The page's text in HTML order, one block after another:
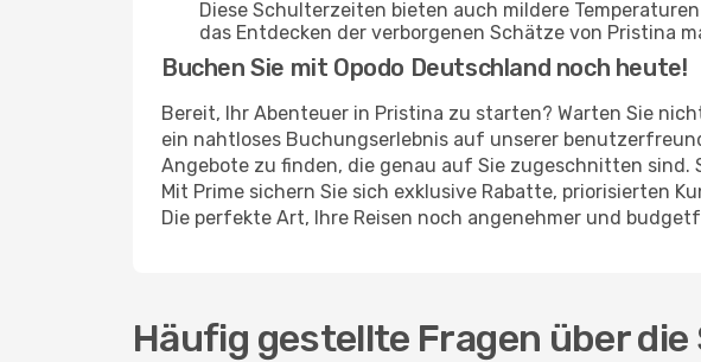
Diese Schulterzeiten bieten auch mildere
das Entdecken der verborgenen Schätze von Pristina
Buchen Sie mit Opodo Deutschland noch heute!
Bereit, Ihr Abenteuer in Pristina zu starten? Warten Sie
ein nahtloses Buchungserlebnis auf unserer
Angebote zu finden, die genau auf Sie zugeschnitten sind.
Mit Prime sichern Sie sich exklusive Rabatte, priorisierten
Die perfekte Art, Ihre Reisen noch angenehmer und
Häufig gestellte Fragen über